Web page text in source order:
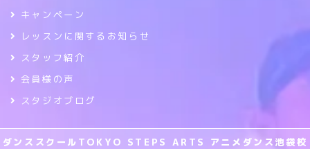
キャンペーン
レッスンに関するお知らせ
スタッフ紹介
会員様の声
スタジオブログ
ダンススクールTOKYO STEPS ARTS アニメダンス池袋校